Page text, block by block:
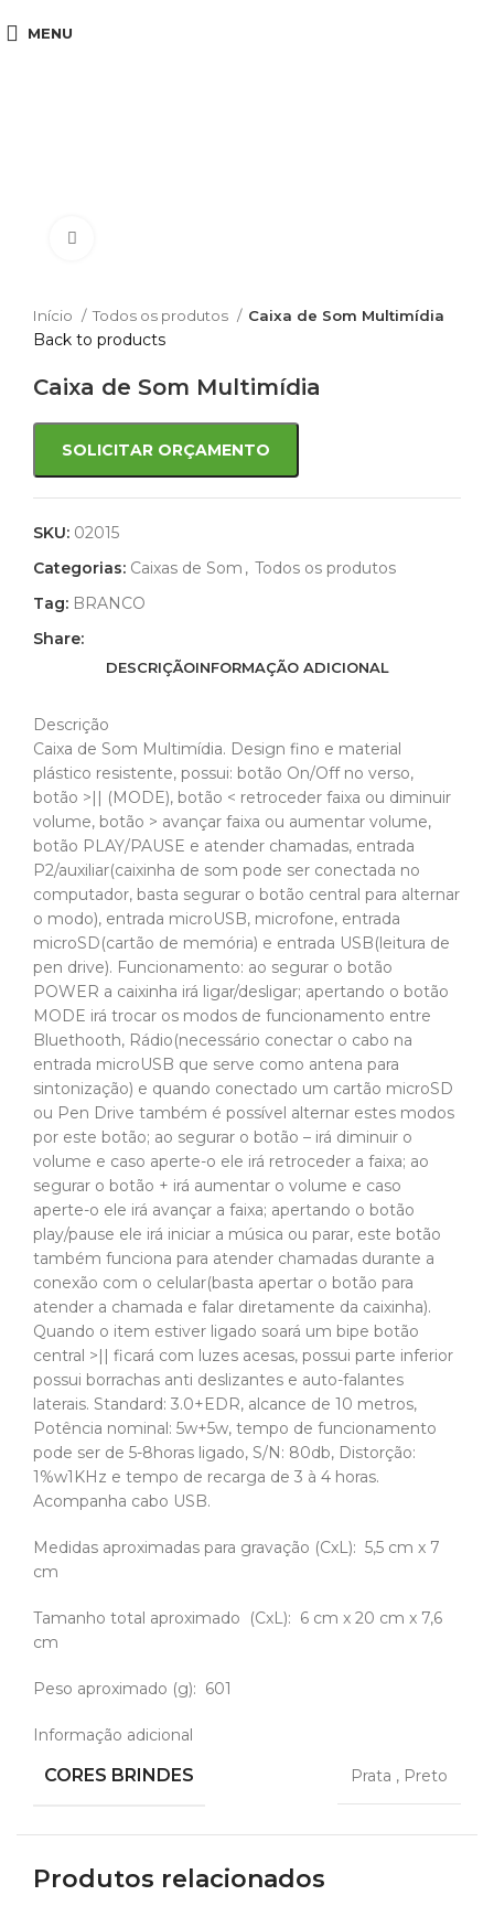
MENU
Início Todos os produtos Caixa de Som Multimídia
Back to products
Caixa de Som Multimídia
SOLICITAR ORÇAMENTO
SKU: 02015
Categorias: Caixas de Som , Todos os produtos
Tag: BRANCO
Share:
DESCRIÇÃOINFORMAÇÃO ADICIONAL
Descrição
Caixa de Som Multimídia. Design fino e material
plástico resistente, possui: botão On/Off no verso,
botão >|| (MODE), botão < retroceder faixa ou diminuir
volume, botão > avançar faixa ou aumentar volume,
botão PLAY/PAUSE e atender chamadas, entrada
P2/auxiliar(caixinha de som pode ser conectada no
computador, basta segurar o botão central para alternar
o modo), entrada microUSB, microfone, entrada
microSD(cartão de memória) e entrada USB(leitura de
pen drive). Funcionamento: ao segurar o botão
POWER a caixinha irá ligar/desligar; apertando o botão
MODE irá trocar os modos de funcionamento entre
Bluethooth, Rádio(necessário conectar o cabo na
entrada microUSB que serve como antena para
sintonização) e quando conectado um cartão microSD
ou Pen Drive também é possível alternar estes modos
por este botão; ao segurar o botão – irá diminuir o
volume e caso aperte-o ele irá retroceder a faixa; ao
segurar o botão + irá aumentar o volume e caso
aperte-o ele irá avançar a faixa; apertando o botão
play/pause ele irá iniciar a música ou parar, este botão
também funciona para atender chamadas durante a
conexão com o celular(basta apertar o botão para
atender a chamada e falar diretamente da caixinha).
Quando o item estiver ligado soará um bipe botão
central >|| ficará com luzes acesas, possui parte inferior
possui borrachas anti deslizantes e auto-falantes
laterais. Standard: 3.0+EDR, alcance de 10 metros,
Potência nominal: 5w+5w, tempo de funcionamento
pode ser de 5-8horas ligado, S/N: 80db, Distorção:
1%w1KHz e tempo de recarga de 3 à 4 horas.
Acompanha cabo USB.
Medidas aproximadas para gravação (CxL): 5,5 cm x 7
cm
Tamanho total aproximado
(CxL): 6 cm x 20 cm x 7,6
cm
Peso aproximado (g): 601
Informação adicional
CORES BRINDES Prata , Preto
Produtos relacionados